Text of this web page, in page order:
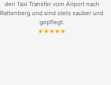
den Taxi Transfer vom Airport nach
Rattenberg und sind stets sauber und
gepflegt.